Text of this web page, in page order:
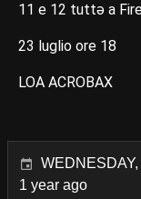
11 e 12 tuttə a
23 luglio ore 18
LOA ACROBAX
1 year ago